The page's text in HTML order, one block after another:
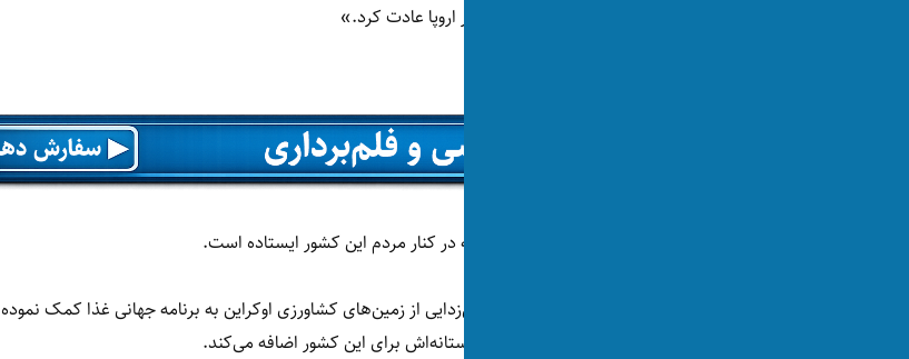
منشور سازمان ملل متحد و قوانین بین‌المللی در اروپا عادت کرد.»
او افزود که اتریش از آوان جنگ اوکراین قاطعانه در کنار مردم این کشور ایستاده است.
شالنبرگ گفت اتریش پنج میلیون یورو برای مین‌زدایی از زمین‌های کشاورزی اوکراین به برنامه جهانی غذا کمک نموده
است و هشت میلیون یورو به کمک‌های بشردوستانه‌اش برای این کشور اضافه می‌کند.